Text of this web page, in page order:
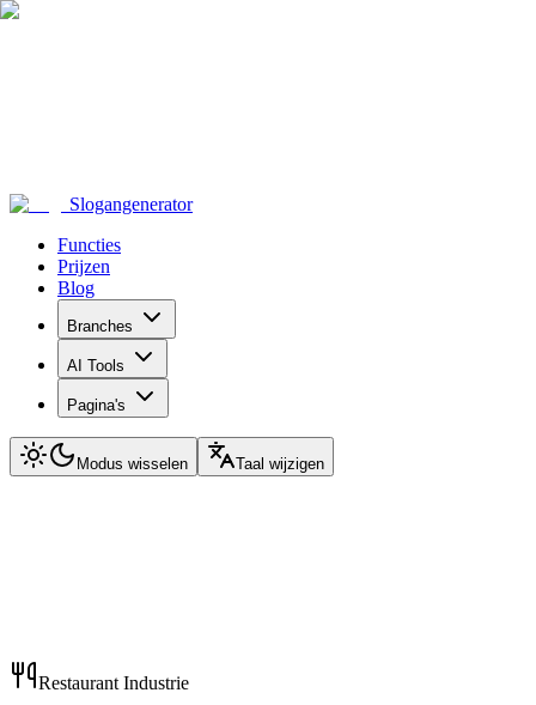
Slogangenerator
Functies
Prijzen
Blog
Branches
AI Tools
Pagina's
Modus wisselen Taal wijzigen
Restaurant Industrie